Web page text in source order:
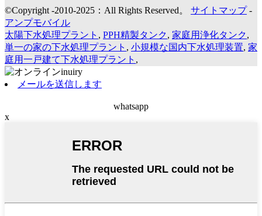
©Copyright -2010-2025：All Rights Reserved。 サイトマップ-
アンプモバイル
太陽下水処理プラント , PPH精製タンク, 家庭用浄化タンク,
単一の家の下水処理プラント , 小規模な国内下水処理装置, 家
庭用一戸建て下水処理プラント ,
メールを送信します
whatsapp
x